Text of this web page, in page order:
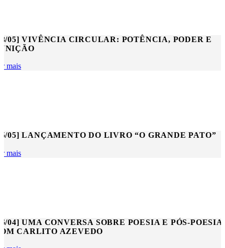
05] VIVÊNCIA CIRCULAR: POTÊNCIA, PODER E
mais
05] LANÇAMENTO DO LIVRO “O GRANDE PATO”
mais
04] UMA CONVERSA SOBRE POESIA E PÓS-POESIA
CARLITO AZEVEDO